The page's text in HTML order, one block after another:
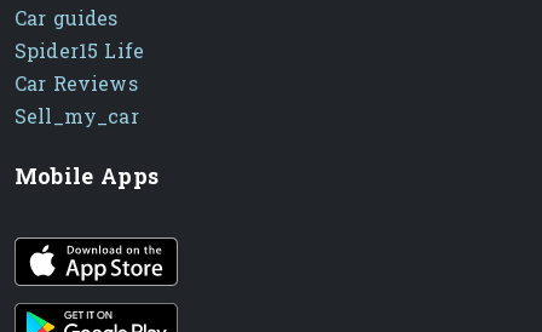
Car guides
Spider15 Life
Car Reviews
Sell_my_car
Mobile Apps
iOS app
Android App